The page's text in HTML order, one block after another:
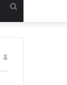
for